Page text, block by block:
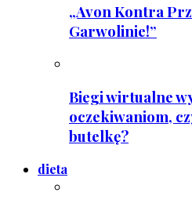
„Avon Kontra
Garwolinie!”
Biegi wirtualne
oczekiwaniom,
butelkę?
dieta